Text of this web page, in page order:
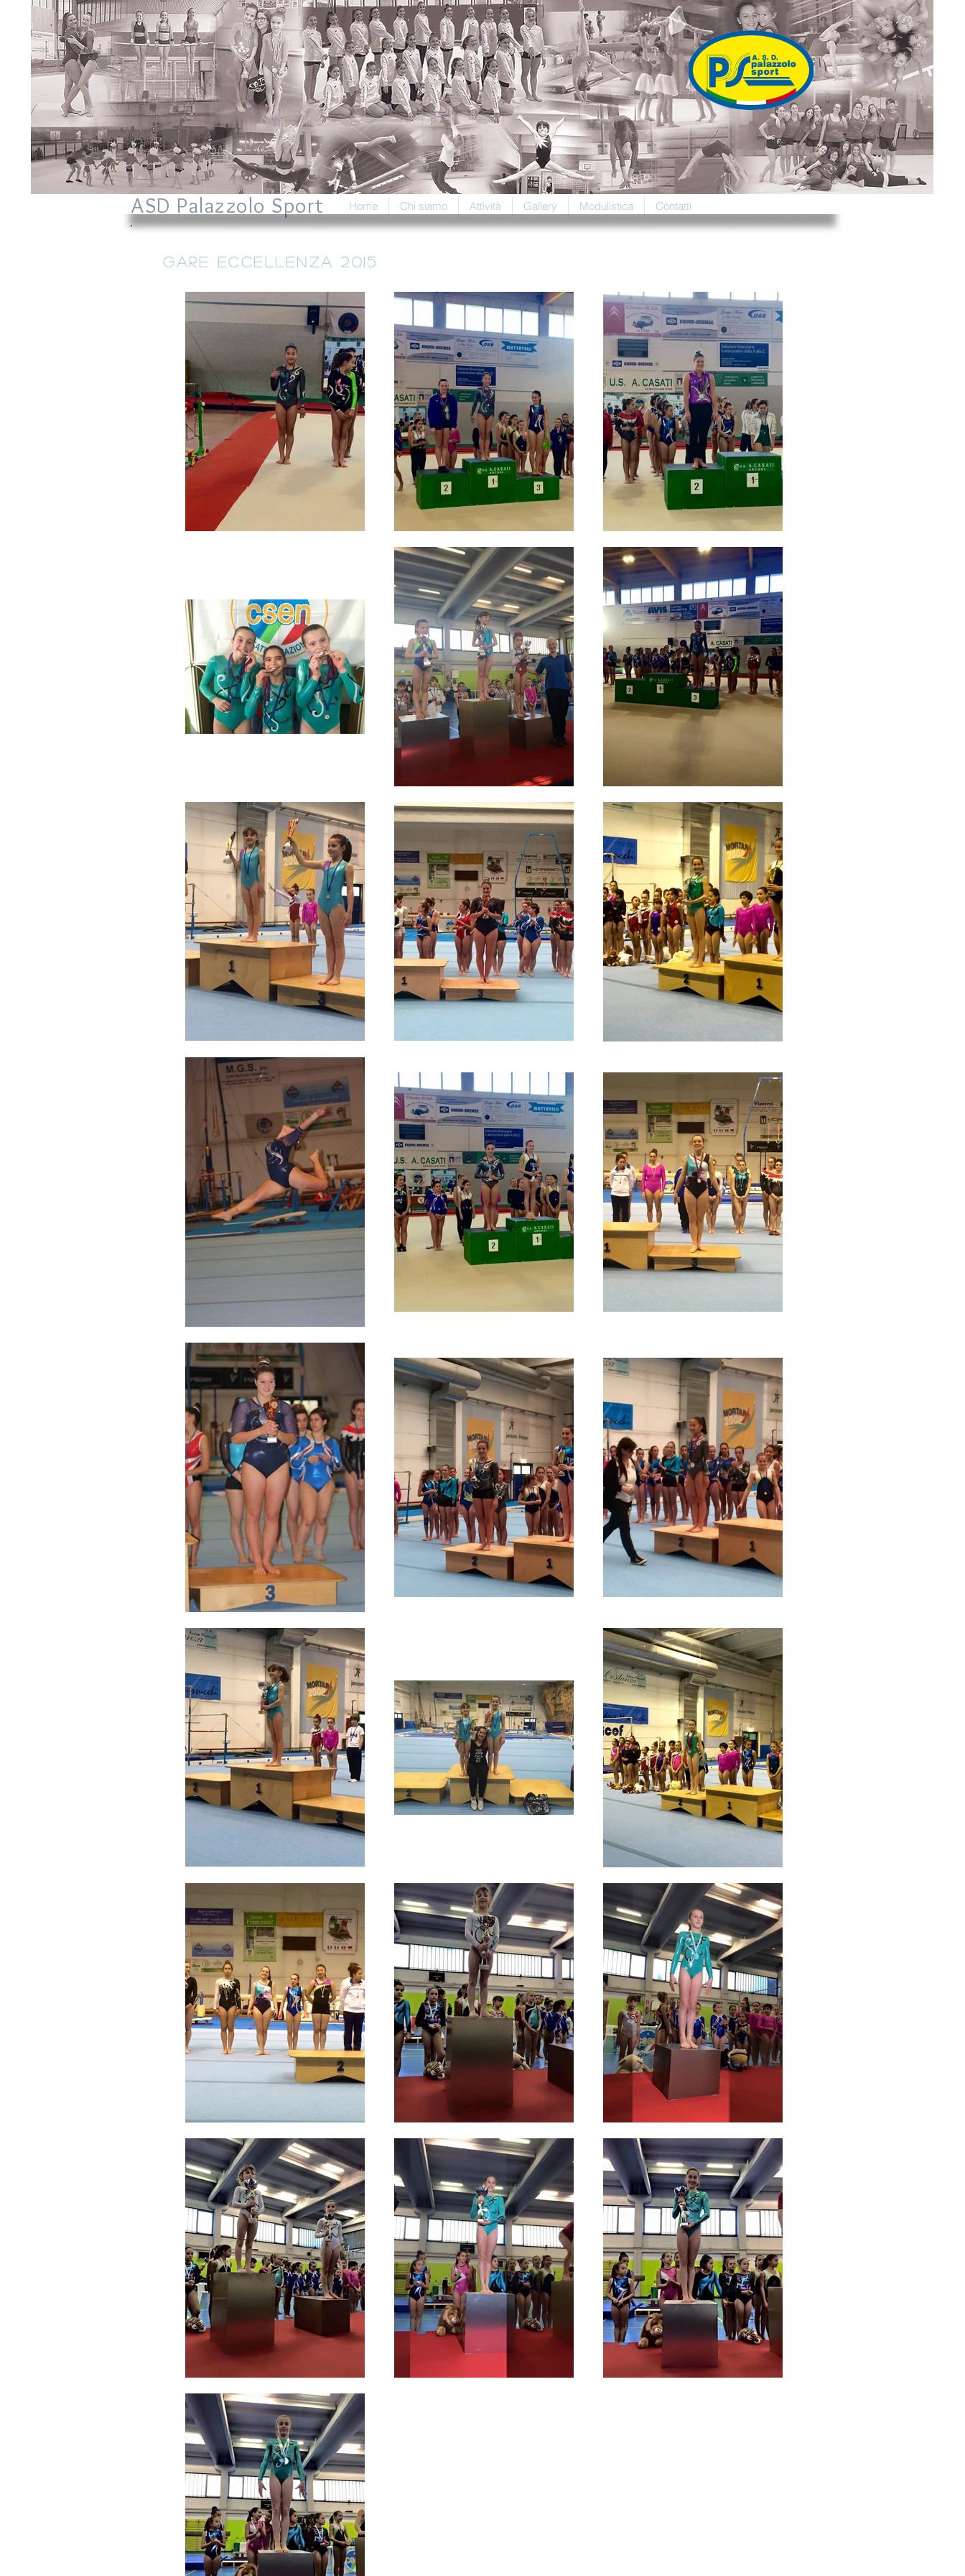
Home Chi siamo Attività Gallery Modulistica Contatti
ASD Palazzolo Sport
Gare eccellenza 2015